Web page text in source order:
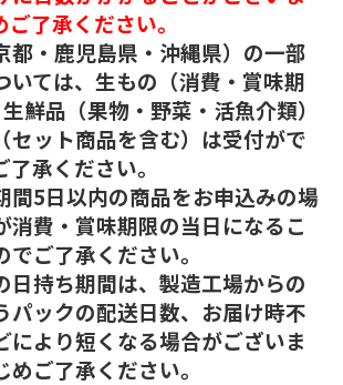
了承ください。
・鹿児島県・沖縄県）の一部
いては、生もの（消費・賞味期
鮮品（果物・野菜・活魚介類）
セット商品を含む）は受付がで
承ください。
5日以内の商品をお申込みの場
消費・賞味期限の当日になるこ
ご了承ください。
持ち期間は、製造工場からの
パックの配送日数、お届け時不
により短くなる場合がございま
ご了承ください。